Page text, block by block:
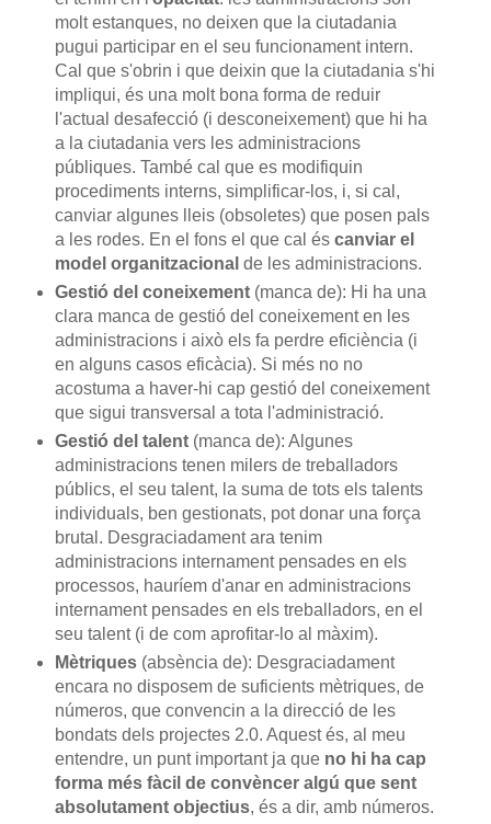
molt estanques, no deixen que la ciutadania
pugui participar en el seu funcionament intern.
Cal que s'obrin i que deixin que la ciutadania s'hi
impliqui, és una molt bona forma de reduir
l'actual desafecció (i desconeixement) que hi ha
a la ciutadania vers les administracions
públiques. També cal que es modifiquin
procediments interns, simplificar-los, i, si cal,
canviar algunes lleis (obsoletes) que posen pals
a les rodes. En el fons el que cal és canviar el
model organitzacional de les administracions.
Gestió del coneixement (manca de): Hi ha una
clara manca de gestió del coneixement en les
administracions i això els fa perdre eficiència (i
en alguns casos eficàcia). Si més no no
acostuma a haver-hi cap gestió del coneixement
que sigui transversal a tota l'administració.
Gestió del talent (manca de): Algunes
administracions tenen milers de treballadors
públics, el seu talent, la suma de tots els talents
individuals, ben gestionats, pot donar una força
brutal. Desgraciadament ara tenim
administracions internament pensades en els
processos, hauríem d'anar en administracions
internament pensades en els treballadors, en el
seu talent (i de com aprofitar-lo al màxim).
Mètriques (absència de): Desgraciadament
encara no disposem de suficients mètriques, de
números, que convencin a la direcció de les
bondats dels projectes 2.0. Aquest és, al meu
entendre, un punt important ja que no hi ha cap
forma més fàcil de convèncer algú que sent
absolutament objectius, és a dir, amb números.